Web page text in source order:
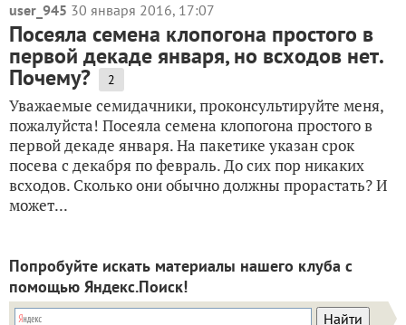
user_945 30 января 2016, 17:07
Посеяла семена клопогона простого в
первой декаде января, но всходов нет.
Почему? 2
Уважаемые семидачники, проконсультируйте меня,
пожалуйста! Посеяла семена клопогона простого в
первой декаде января. На пакетике указан срок
посева с декабря по февраль. До сих пор никаких
всходов. Сколько они обычно должны прорастать? И
может...
Попробуйте искать материалы нашего клуба с
помощью Яндекс.Поиск!